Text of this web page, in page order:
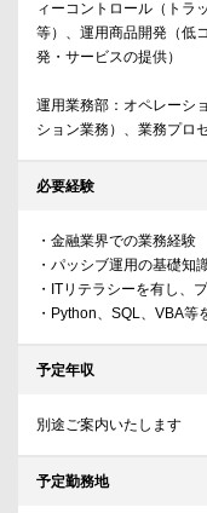
ィーコントロール（トラ
等）、運用商品開発（低
発・サービスの提供）
運用業務部：オペレーシ
ション業務）、業務プロ
必要経験
・金融業界での業務経験
・パッシブ運用の基礎知
・ITリテラシーを有し、
・Python、SQL、VBA
予定年収
別途ご案内いたします
予定勤務地